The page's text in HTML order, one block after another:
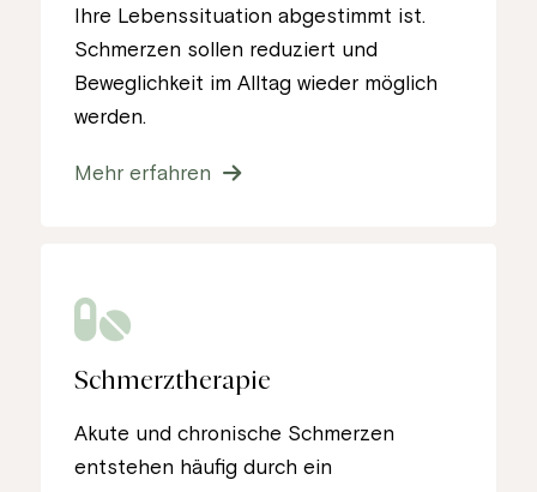
Ihre Lebenssituation abgestimmt ist.
Schmerzen sollen reduziert und
Beweglichkeit im Alltag wieder möglich
werden.
Mehr erfahren
Schmerztherapie
Akute und chronische Schmerzen
entstehen häufig durch ein